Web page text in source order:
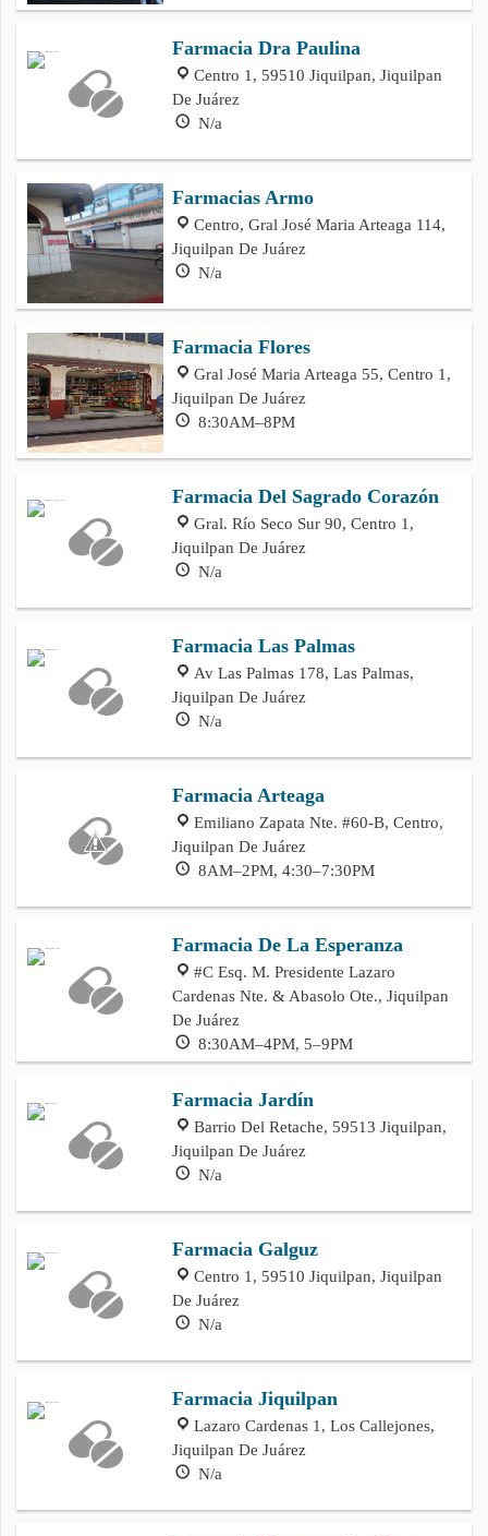
Farmacia Dra Paulina
Centro 1, 59510 Jiquilpan, Jiquilpan
De Juárez
N/a
Farmacias Armo
Centro, Gral José Maria Arteaga 114,
Jiquilpan De Juárez
N/a
Farmacia Flores
Gral José Maria Arteaga 55, Centro 1,
Jiquilpan De Juárez
8:30AM–8PM
Farmacia Del Sagrado Corazón
Gral. Río Seco Sur 90, Centro 1,
Jiquilpan De Juárez
N/a
Farmacia Las Palmas
Av Las Palmas 178, Las Palmas,
Jiquilpan De Juárez
N/a
Farmacia Arteaga
Emiliano Zapata Nte. #60-B, Centro,
Jiquilpan De Juárez
8AM–2PM, 4:30–7:30PM
Farmacia De La Esperanza
#C Esq. M. Presidente Lazaro
Cardenas Nte. & Abasolo Ote., Jiquilpan
De Juárez
8:30AM–4PM, 5–9PM
Farmacia Jardín
Barrio Del Retache, 59513 Jiquilpan,
Jiquilpan De Juárez
N/a
Farmacia Galguz
Centro 1, 59510 Jiquilpan, Jiquilpan
De Juárez
N/a
Farmacia Jiquilpan
Lazaro Cardenas 1, Los Callejones,
Jiquilpan De Juárez
N/a